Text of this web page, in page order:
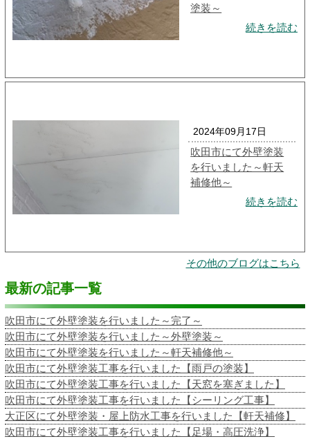
塗装～
続きを読む
2024年09月17日
吹田市にて外壁塗装
を行いました～軒天
補修他～
続きを読む
その他のブログはこちら
最新の記事一覧
吹田市にて外壁塗装を行いました～完了～
吹田市にて外壁塗装を行いました～外壁塗装～
吹田市にて外壁塗装を行いました～軒天補修他～
吹田市にて外壁塗装工事を行いました【雨戸の塗装】
吹田市にて外壁塗装工事を行いました【天窓を塞ぎました】
吹田市にて外壁塗装工事を行いました【シーリング工事】
大正区にて外壁塗装・屋上防水工事を行いました【軒天補修】
吹田市にて外壁塗装工事を行いました【足場・高圧洗浄】